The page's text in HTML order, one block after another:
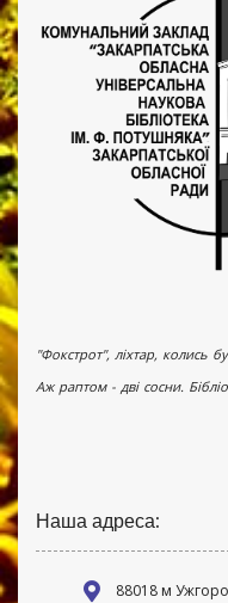
"Фокстрот", ліхтар, колись
Аж раптом - дві сосни.
Наша адреса:
88018 м